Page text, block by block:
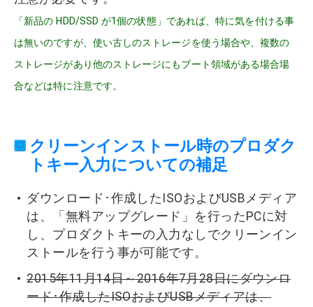
「新品の HDD/SSD が1個の状態」であれば、特に気を付ける事
は無いのですが、使い古しのストレージを使う場合や、複数の
ストレージがあり他のストレージにもブート領域がある場合場
合などは特に注意です。
クリーンインストール時のプロダク
トキー入力についての補足
ダウンロード･作成したISOおよびUSBメディア
は、「無料アップグレード」を行ったPCに対
し、プロダクトキーの入力なしでクリーンイン
ストールを行う事が可能です。
2015年11月14日～2016年7月28日にダウンロ
ード･作成したISOおよびUSBメディアは、